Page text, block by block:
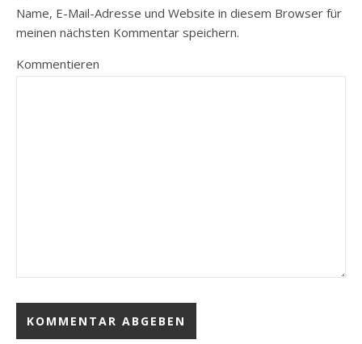
Name, E-Mail-Adresse und Website in diesem Browser für
meinen nächsten Kommentar speichern.
Kommentieren